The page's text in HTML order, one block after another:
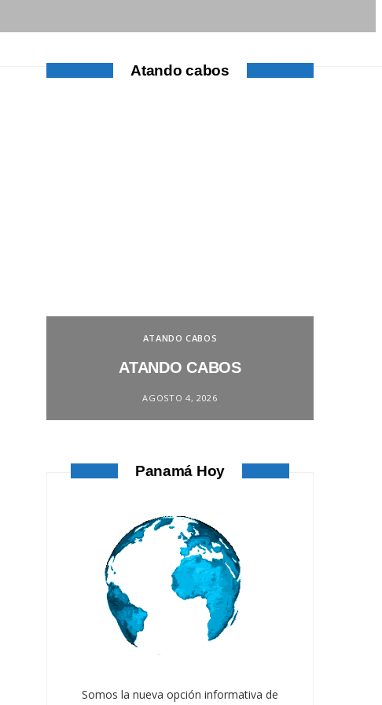
Atando cabos
ATANDO CABOS
ATANDO CABOS
AGOSTO 4, 2026
Panamá Hoy
Somos la nueva opción informativa de